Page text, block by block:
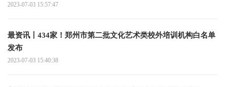
2023-07-03 15:57:47
最资讯丨434家！郑州市第二批文化艺术类校外培训机构白名单
发布
2023-07-03 15:40:38